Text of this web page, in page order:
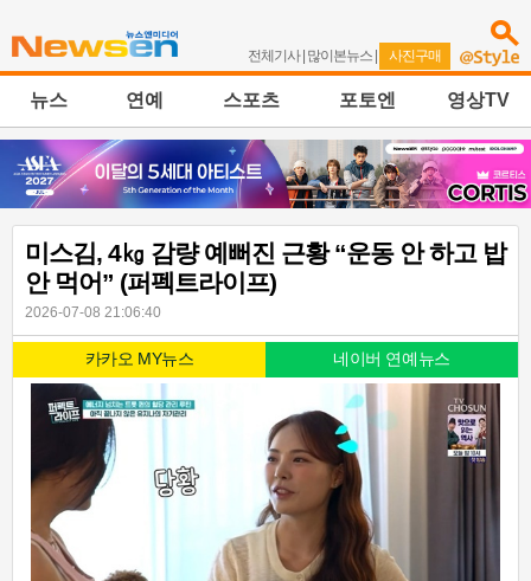
전체기사| 많이본뉴스 | 사진구매
뉴스 연예 스포츠 포토엔 영상TV
미스김, 4㎏ 감량 예뻐진 근황 “운동 안 하고 밥
안 먹어” (퍼펙트라이프)
2026-07-08 21:06:40
카카오 MY뉴스 네이버 연예뉴스